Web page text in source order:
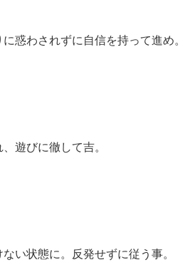
惑わされずに自信を持って進め。
遊びに徹して吉。
い状態に。反発せずに従う事。